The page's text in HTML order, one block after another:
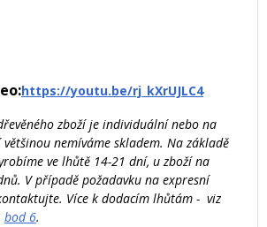
:https://youtu.be/rj_kXrUJLC4
zboží je individuální nebo na
většinou nemíváme skladem. Na základě
ve lhůtě 14-21 dní, u zboží na
V případě požadavku na expresní
Více k dodacím lhůtám - viz
bod 6.